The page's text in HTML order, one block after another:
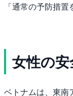
「通常の予防措
女性の
ベトナムは、東南